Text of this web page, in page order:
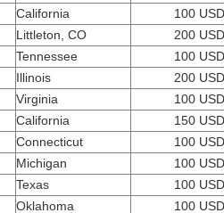
California
100 USD
Littleton, CO
200 USD
Tennessee
100 USD
Illinois
200 USD
Virginia
100 USD
California
150 USD
Connecticut
100 USD
Michigan
100 USD
Texas
100 USD
Oklahoma
100 USD